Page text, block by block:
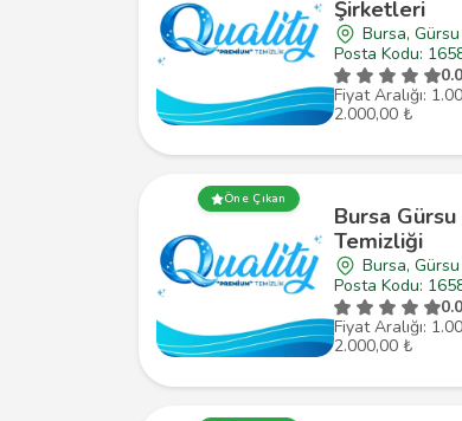
Şirketleri
Bursa, Gürsu
Posta Kodu:
Fiyat Aralığı:
2.000,00 ₺
Öne Çıkan
Bursa Gürsu
Temizliği
Bursa, Gürsu
Posta Kodu:
Fiyat Aralığı:
2.000,00 ₺